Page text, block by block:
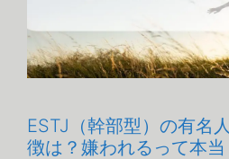
ESTJ（幹部型）の有名
徴は？嫌われるって本当